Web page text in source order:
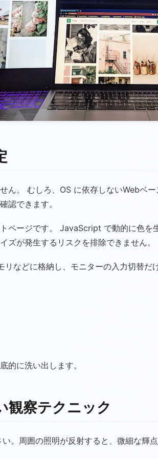
ん。 むしろ、OS に依存しないWebベ
認できます。
ページです。 JavaScript で動的に色
ズが発生するリスクを排除できません。
などに格納し、モニターの入力切替だ
的に洗い出します。
観察テクニック
。周囲の照明が反射すると、微細な輝